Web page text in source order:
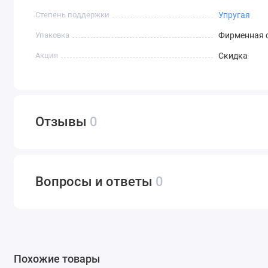
Степень поддержки Упругая
Упаковка Фирменная
Акция Скидка
Отзывы 0
Вопросы и ответы 0
Похожие товары